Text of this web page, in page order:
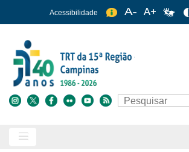
para
conteúdo
principal
Acessibilidade
Buscar Search